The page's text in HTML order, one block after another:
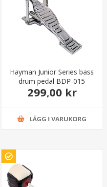
Hayman Junior Series bass
drum pedal BDP-015
299,00 kr
LÄGG I VARUKORG